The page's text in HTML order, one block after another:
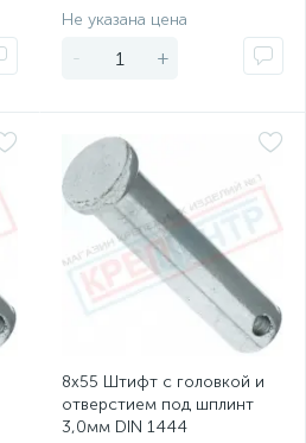
Не указана цена
- +
8х55 Штифт с головкой и
отверстием под шплинт
3,0мм DIN 1444